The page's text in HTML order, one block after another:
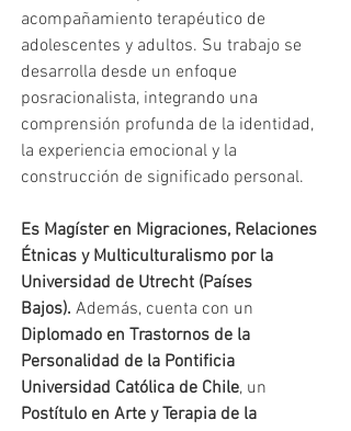
acompañamiento terapéutico de
adolescentes y adultos. Su trabajo se
desarrolla desde un enfoque
posracionalista, integrando una
comprensión profunda de la identidad,
la experiencia emocional y la
construcción de significado personal.
Es Magíster en Migraciones, Relaciones
Étnicas y Multiculturalismo por la
Universidad de Utrecht (Países
Bajos). Además, cuenta con un
Diplomado en Trastornos de la
Personalidad de la Pontificia
Universidad Católica de Chile, un
Postítulo en Arte y Terapia de la